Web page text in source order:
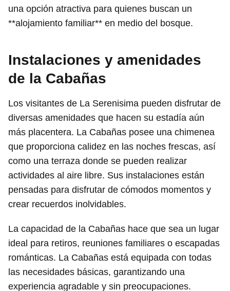
una opción atractiva para quienes buscan un
**alojamiento familiar** en medio del bosque.
Instalaciones y amenidades
de la Cabañas
Los visitantes de La Serenisima pueden disfrutar de
diversas amenidades que hacen su estadía aún
más placentera. La Cabañas posee una chimenea
que proporciona calidez en las noches frescas, así
como una terraza donde se pueden realizar
actividades al aire libre. Sus instalaciones están
pensadas para disfrutar de cómodos momentos y
crear recuerdos inolvidables.
La capacidad de la Cabañas hace que sea un lugar
ideal para retiros, reuniones familiares o escapadas
románticas. La Cabañas está equipada con todas
las necesidades básicas, garantizando una
experiencia agradable y sin preocupaciones.